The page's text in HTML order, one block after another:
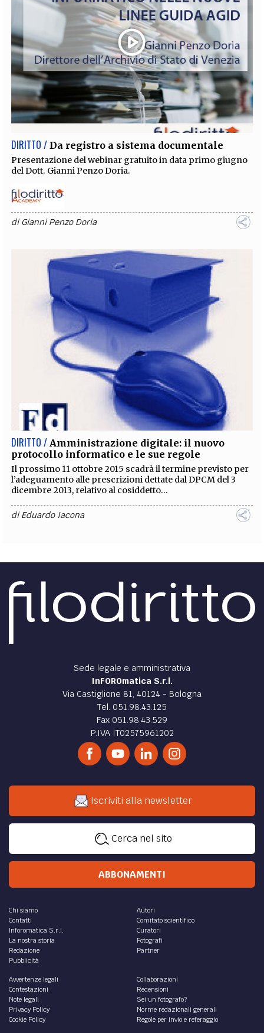
DIRITTO / Da registro a sistema documentale
Presentazione del webinar gratuito in data primo giugno
del Dott. Gianni Penzo Doria.
diGianni Penzo Doria
DIRITTO / Amministrazione digitale: il nuovo
protocollo informatico e le sue regole
Il prossimo 11 ottobre 2015 scadrà il termine previsto per
l’adeguamento alle prescrizioni dettate dal DPCM del 3
dicembre 2013, relativo al cosiddetto...
diEduardo Iacona
Sede legale e amministrativa
InFOROmatica S.r.l.
Via Castiglione 81, 40124 - Bologna
Tel. 051.98.43.125
Fax 051.98.43.529
P.IVA IT02575961202
Iscriviti alla newsletter
Cerca nel sito
ABBONAMENTI
Chi siamo
Contatti
Inforomatica S.r.l.
La nostra storia
Redazione
Pubblicità
Autori
Comitato scientifico
Curatori
Fotografi
Partner
Avvertenze legali
Contestazioni
Note legali
Privacy Policy
Cookie Policy
Collaborazioni
Recensioni
Sei un fotografo?
Norme redazionali generali
Regole per invio e referaggio